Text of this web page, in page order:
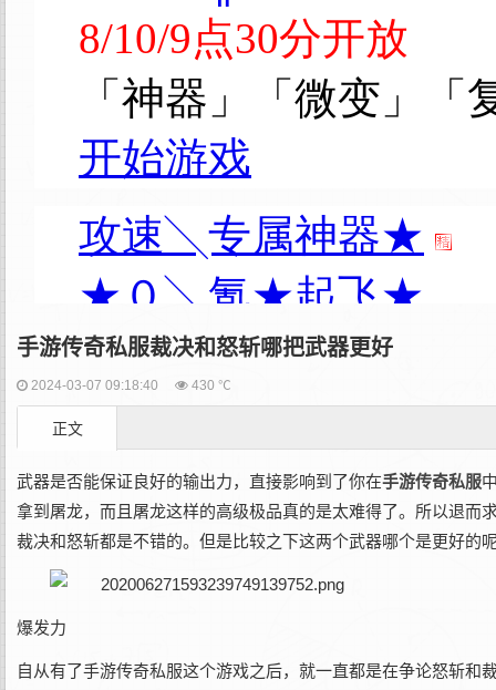
手游传奇私服裁决和怒斩哪把武器更好
2024-03-07 09:18:40 430 ℃
正文
武器是否能保证良好的输出力，直接影响到了你在手游传奇私服
拿到屠龙，而且屠龙这样的高级极品真的是太难得了。所以退而
裁决和怒斩都是不错的。但是比较之下这两个武器哪个是更好的
爆发力
自从有了手游传奇私服这个游戏之后，就一直都是在争论怒斩